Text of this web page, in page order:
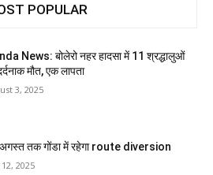
POPULAR
News: बोलेरो नहर हादसा में 11 श्रद्धालुओं
मौत, एक लापता
3, 2025
तक गोंडा में रहेगा route diversion
12, 2025